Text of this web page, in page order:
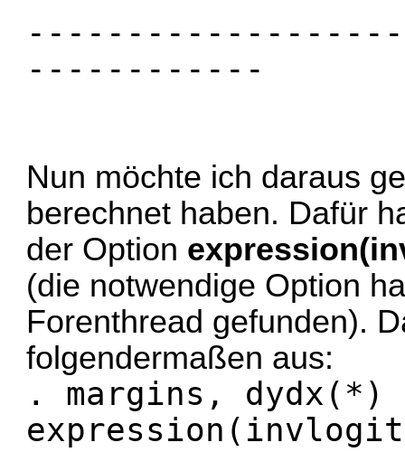
------------
Nun möchte ich daraus
berechnet haben. Dafür
der Option
(die notwendige Option
Forenthread gefunden).
folgendermaßen aus:
. margins, dydx(*)